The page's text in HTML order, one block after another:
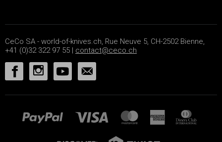
CeCo SA - world-of-knives.ch, Rue Neuve 5, CH-2502 Bienne,
+41 (0)32 322 97 55 | contact@ceco.ch